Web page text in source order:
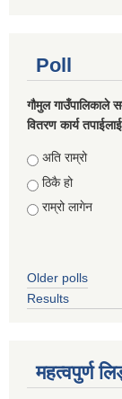
Poll
गौमुल गाउँपालिकाले
वितरण कार्य
Choices
अति राम्रो
ठिकै हो
राम्रो लागेन
Older polls
Results
महत्वपुर्ण